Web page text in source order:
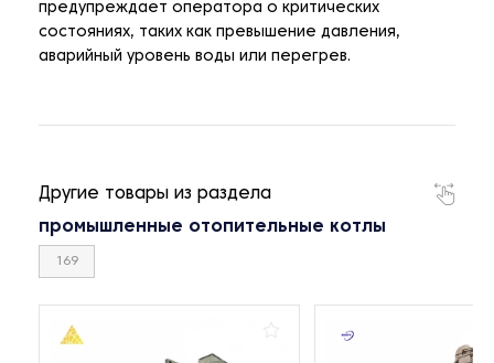
предупреждает оператора о критических
состояниях, таких как превышение давления,
аварийный уровень воды или перегрев.
Другие товары из раздела
промышленные отопительные котлы
169